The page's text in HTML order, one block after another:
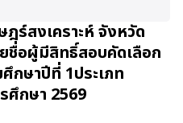
ฎร์สงเคราะห์ จังหวัด
ยชื่อผู้มีสิทธิ์สอบคัดเลือก
กษาปีที่ 1ประเภท
ศึกษา 2569